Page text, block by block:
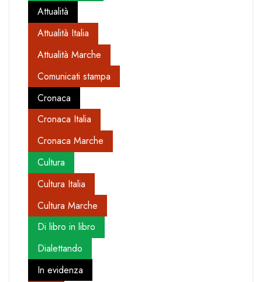
Attualità
Attualità Italia
Attualità Marche
Comunicati stampa
Cronaca
Cronaca Italia
Cronaca Marche
Cultura
Cultura Italia
Cultura Marche
Di libro in libro
Dialettando
In evidenza